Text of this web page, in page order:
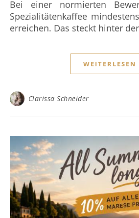
Bei einer normierten Bewertung muss ein
Spezialitätenkaffee
erreichen. Das steckt hinter
WEITERLESEN
Clarissa Schneider